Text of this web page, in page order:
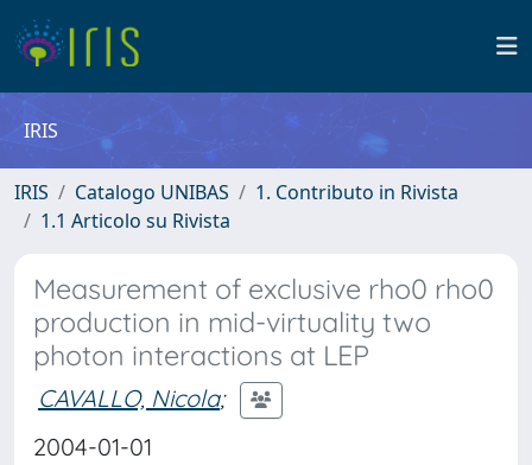
IRIS
IRIS Catalogo UNIBAS
1. Contributo in Rivista
1.1 Articolo su Rivista
Measurement of exclusive rho0 rho0
production in mid-virtuality two
photon interactions at LEP
CAVALLO, Nicola;
2004-01-01